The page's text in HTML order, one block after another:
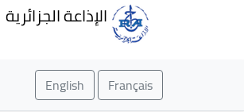
الإذاعة الجزائرية
Français
English